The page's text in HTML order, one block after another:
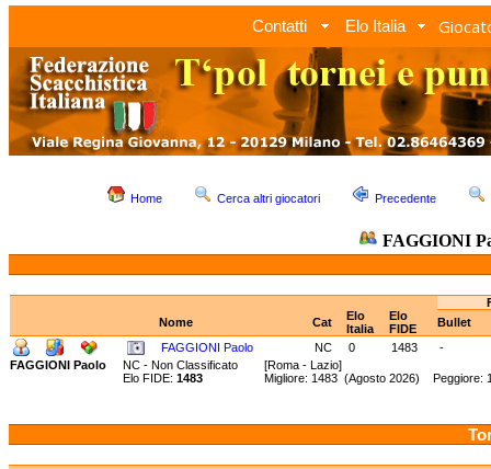
Contatti Elo Italia
Home Cerca altri giocatori Precedente
FAGGIONI
Nome
Cat
Elo
Italia
Elo
FIDE
Bullet
FAGGIONI Paolo
NC 0 1483
-
FAGGIONI Paolo
NC - Non Classificato [Roma - Lazio]
Elo FIDE: 1483 Migliore: 1483 (Agosto 2026) Peggiore: